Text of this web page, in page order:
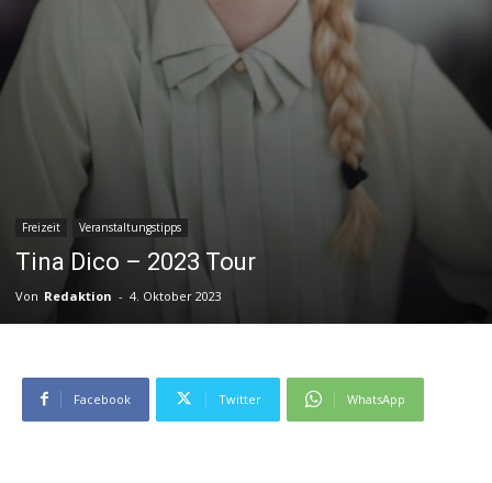
Freizeit Veranstaltungstipps
Tina Dico – 2023 Tour
Von Redaktion - 4. Oktober 2023
Facebook Twitter WhatsApp